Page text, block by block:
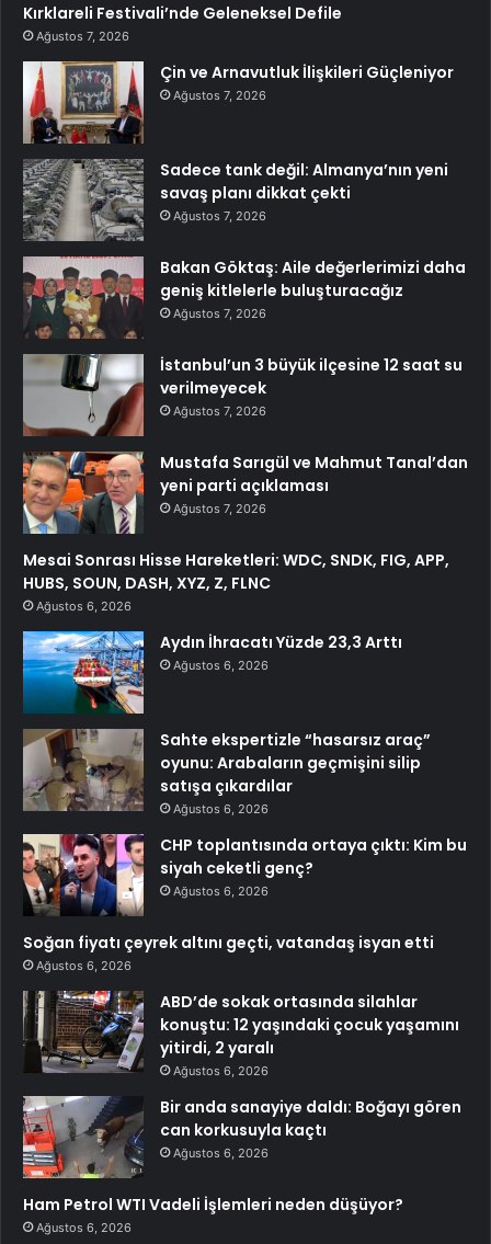
Kırklareli Festivali’nde Geleneksel Defile
Ağustos 7, 2026
Çin ve Arnavutluk İlişkileri Güçleniyor
Ağustos 7, 2026
Sadece tank değil: Almanya’nın yeni
savaş planı dikkat çekti
Ağustos 7, 2026
Bakan Göktaş: Aile değerlerimizi daha
geniş kitlelerle buluşturacağız
Ağustos 7, 2026
İstanbul’un 3 büyük ilçesine 12 saat su
verilmeyecek
Ağustos 7, 2026
Mustafa Sarıgül ve Mahmut Tanal’dan
yeni parti açıklaması
Ağustos 7, 2026
Mesai Sonrası Hisse Hareketleri: WDC, SNDK, FIG, APP,
HUBS, SOUN, DASH, XYZ, Z, FLNC
Ağustos 6, 2026
Aydın İhracatı Yüzde 23,3 Arttı
Ağustos 6, 2026
Sahte ekspertizle “hasarsız araç”
oyunu: Arabaların geçmişini silip
satışa çıkardılar
Ağustos 6, 2026
CHP toplantısında ortaya çıktı: Kim bu
siyah ceketli genç?
Ağustos 6, 2026
Soğan fiyatı çeyrek altını geçti, vatandaş isyan etti
Ağustos 6, 2026
ABD’de sokak ortasında silahlar
konuştu: 12 yaşındaki çocuk yaşamını
yitirdi, 2 yaralı
Ağustos 6, 2026
Bir anda sanayiye daldı: Boğayı gören
can korkusuyla kaçtı
Ağustos 6, 2026
Ham Petrol WTI Vadeli İşlemleri neden düşüyor?
Ağustos 6, 2026